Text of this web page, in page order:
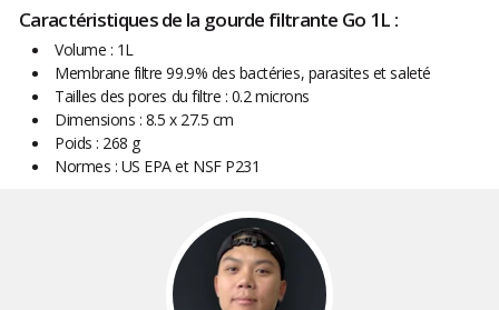
Caractéristiques de la gourde filtrante Go 1L :
Volume : 1L
Membrane filtre 99.9% des bactéries, parasites et saleté
Tailles des pores du filtre : 0.2 microns
Dimensions : 8.5 x 27.5 cm
Poids : 268 g
Normes : US EPA et NSF P231